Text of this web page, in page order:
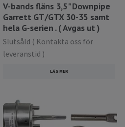
V-bands fläns 3,5" Downpipe
Garrett GT/GTX 30-35 samt
hela G-serien . ( Avgas ut )
Slutsåld ( Kontakta oss för
leveranstid )
LÄS MER